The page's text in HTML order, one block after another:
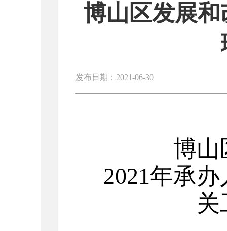
博山区发展
发布日期：2021-06-30
博山
2021年承办
关